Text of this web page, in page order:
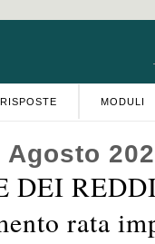
MODULI
Agosto
rata